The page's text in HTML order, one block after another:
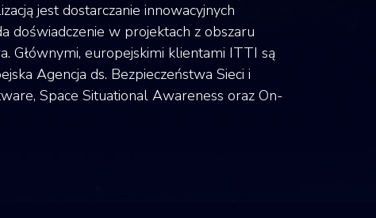
jest dostarczanie innowacyjnych
doświadczenie w projektach z obszaru
Głównymi, europejskimi klientami ITTI są
Agencja ds. Bezpieczeństwa Sieci i
Space Situational Awareness oraz On-